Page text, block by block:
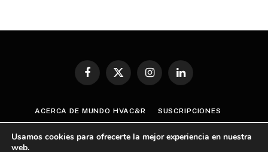
Facebook
X
InstagramLinkedIn
ACERCA DE MUNDO HVAC&R SUSCRIPCIONES
Usamos cookies para ofrecerte la mejor experiencia en nuestra
web.